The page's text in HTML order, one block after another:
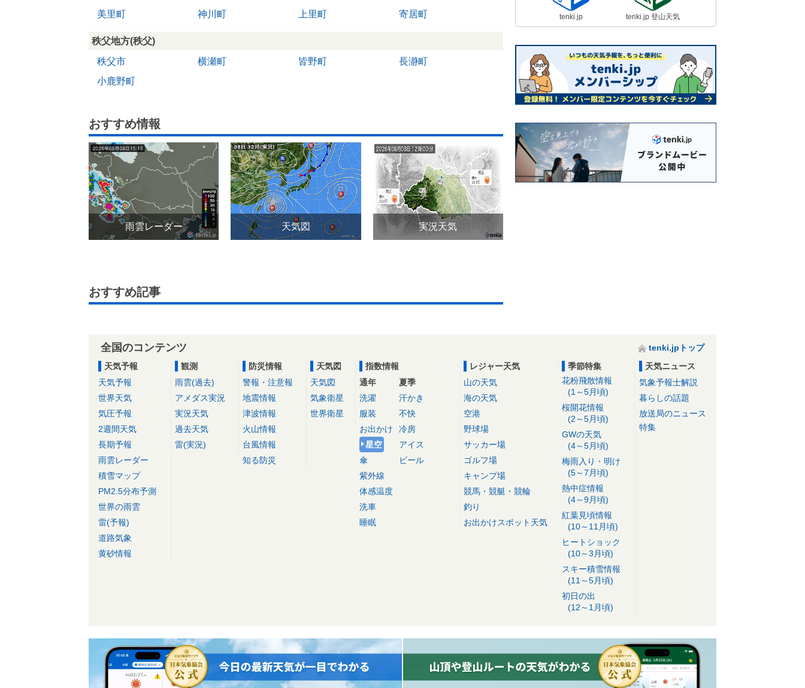
美里町
神川町 上里町 寄居町
秩父地方(秩父)
秩父市
横瀬町 皆野町
長瀞町
小鹿野町
おすすめ情報
雨雲レーダー 天気図 実況天気
おすすめ記事
tenki.jp tenki.jp 登山天気
全国のコンテンツ
tenki.jpトップ
天気予報
天気予報
世界天気
気圧予報
2週間天気
長期予報
雨雲レーダー
積雪マップ
PM2.5分布予測
世界の雨雲
雷(予報)
道路気象
黄砂情報
観測
雨雲(過去)
アメダス実況
実況天気
過去天気
雷(実況)
防災情報
警報・注意報
地震情報
津波情報
火山情報
台風情報
知る防災
天気図
天気図
気象衛星
世界衛星
指数情報
通年
洗濯
服装
お出かけ
星空
傘
紫外線
体感温度
洗車
睡眠
夏季
汗かき
不快
冷房
アイス
ビール
レジャー天気
山の天気
海の天気
空港
野球場
サッカー場
ゴルフ場
キャンプ場
競馬・競艇・競輪
釣り
お出かけスポット天気
季節特集
花粉飛散情報
(1～5月頃)
桜開花情報
(2～5月頃)
GWの天気
(4～5月頃)
梅雨入り・明け
(5～7月頃)
熱中症情報
(4～9月頃)
紅葉見頃情報
(10～11月頃)
ヒートショック
(10～3月頃)
スキー積雪情報
(11～5月頃)
初日の出
(12～1月頃)
天気ニュース
気象予報士解説
暮らしの話題
放送局のニュース
特集